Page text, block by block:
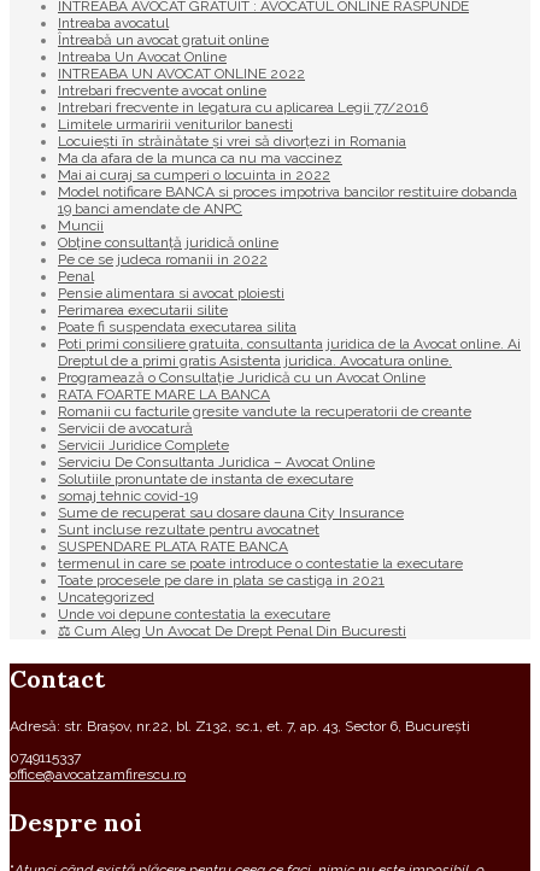
INTREABA AVOCAT GRATUIT : AVOCATUL ONLINE RASPUNDE
Intreaba avocatul
Întreabă un avocat gratuit online
Intreaba Un Avocat Online
INTREABA UN AVOCAT ONLINE 2022
Intrebari frecvente avocat online
Intrebari frecvente in legatura cu aplicarea Legii 77/2016
Limitele urmaririi veniturilor banesti
Locuiești în străinătate și vrei să divorțezi in Romania
Ma da afara de la munca ca nu ma vaccinez
Mai ai curaj sa cumperi o locuinta in 2022
Model notificare BANCA si proces impotriva bancilor restituire dobanda
19 banci amendate de ANPC
Muncii
Obține consultanță juridică online
Pe ce se judeca romanii in 2022
Penal
Pensie alimentara si avocat ploiesti
Perimarea executarii silite
Poate fi suspendata executarea silita
Poti primi consiliere gratuita, consultanta juridica de la Avocat online. Ai
Dreptul de a primi gratis Asistenta juridica. Avocatura online.
Programează o Consultație Juridică cu un Avocat Online
RATA FOARTE MARE LA BANCA
Romanii cu facturile gresite vandute la recuperatorii de creante
Servicii de avocatură
Servicii Juridice Complete
Serviciu De Consultanta Juridica – Avocat Online
Solutiile pronuntate de instanta de executare
somaj tehnic covid-19
Sume de recuperat sau dosare dauna City Insurance
Sunt incluse rezultate pentru avocatnet
SUSPENDARE PLATA RATE BANCA
termenul in care se poate introduce o contestatie la executare
Toate procesele pe dare in plata se castiga in 2021
Uncategorized
Unde voi depune contestatia la executare
⚖ Cum Aleg Un Avocat De Drept Penal Din Bucuresti
Contact
Adresă: str. Brașov, nr.22, bl. Z132, sc.1, et. 7, ap. 43, Sector 6, București
0749115337
office@avocatzamfirescu.ro
Despre noi